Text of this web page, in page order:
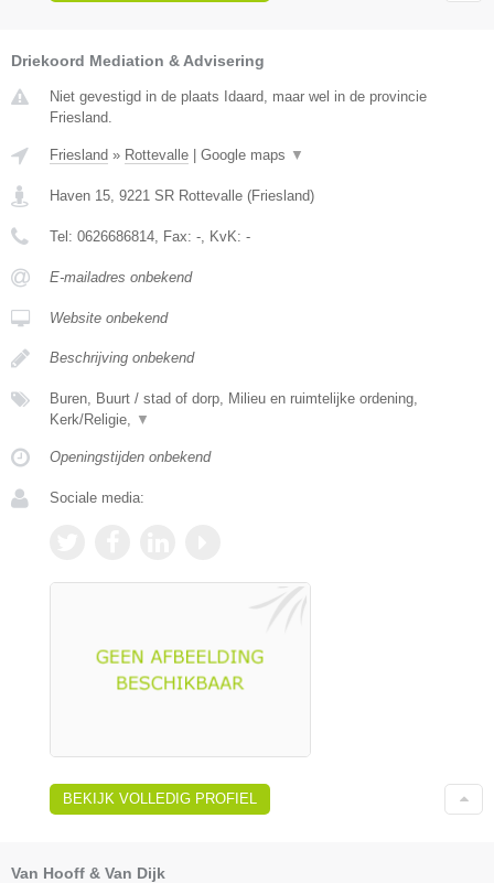
Driekoord Mediation & Advisering
Niet gevestigd in de plaats Idaard, maar wel in de provincie
Friesland.
Friesland » Rottevalle Google maps ▼
Haven 15, 9221 SR Rottevalle (Friesland)
Tel: 0626686814, Fax: -, KvK: -
E-mailadres onbekend
Website onbekend
Beschrijving onbekend
Buren, Buurt / stad of dorp, Milieu en ruimtelijke ordening,
Kerk/Religie, ▼
Openingstijden onbekend
Sociale media:
BEKIJK VOLLEDIG PROFIEL
Van Hooff & Van Dijk